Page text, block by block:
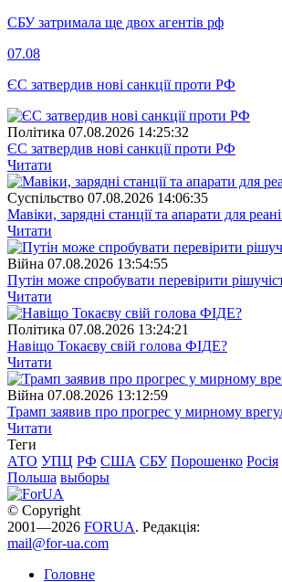
СБУ затримала ще двох агентів рф
07.08
ЄС затвердив нові санкції проти РФ
Полiтика 07.08.2026 14:25:32
ЄС затвердив нові санкції проти РФ
Читати
Суспiльство 07.08.2026 14:06:35
Мавіки, зарядні станції та апарати для
Читати
Війна 07.08.2026 13:54:55
Путін може спробувати перевірити
Читати
Полiтика 07.08.2026 13:24:21
Навіщо Токаєву свій голова ФІДЕ?
Читати
Війна 07.08.2026 13:12:59
Трамп заявив про прогрес у мирному
Читати
Теги
АТО УПЦ РФ США СБУ Порошенко Росія
Польша выборы
© Copyright
2001—2026 FORUA. Редакція:
mail@for-ua.com
Головне